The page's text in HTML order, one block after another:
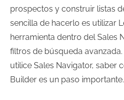
prospectos y construir listas
sencilla de hacerlo es utilizar
herramienta dentro del Sales
filtros de búsqueda
utilice Sales Navigator, saber
Builder es un paso importante.